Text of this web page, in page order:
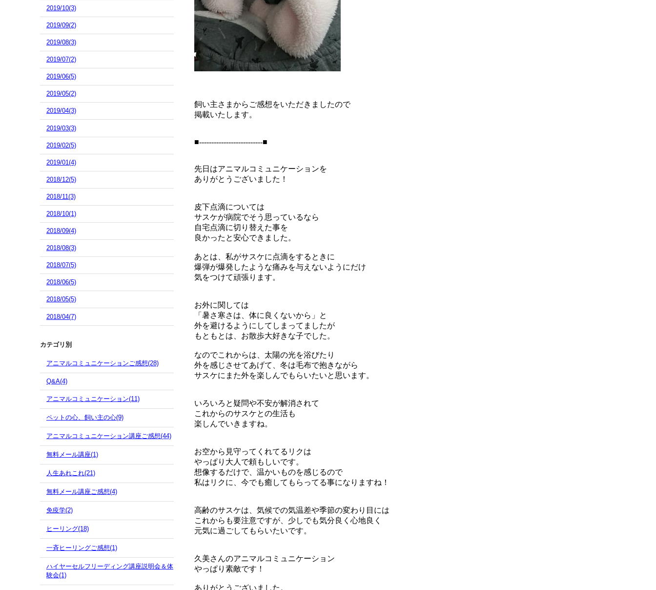
2019/10(3)
2019/09(2)
2019/08(3)
2019/07(2)
2019/06(5)
2019/05(2)
2019/04(3)
2019/03(3)
2019/02(5)
2019/01(4)
2018/12(5)
2018/11(3)
2018/10(1)
2018/09(4)
2018/08(3)
2018/07(5)
2018/06(5)
2018/05(5)
2018/04(7)
カテゴリ別
アニマルコミュニケーションご感想(28)
Q&A(4)
アニマルコミュニケーション(11)
ペットの心、飼い主の心(9)
アニマルコミュニケーション講座ご感想(44)
無料メール講座(1)
人生あれこれ(21)
無料メール講座ご感想(4)
免疫学(2)
ヒーリング(18)
一斉ヒーリングご感想(1)
ハイヤーセルフリーディング講座説明会＆体
験会(1)
飼い主さまからご感想をいただきましたので
掲載いたします。
■--------------------------■
先日はアニマルコミュニケーションを
ありがとうございました！
皮下点滴については
サスケが病院でそう思っているなら
自宅点滴に切り替えた事を
良かったと安心できました。
あとは、私がサスケに点滴をするときに
爆弾が爆発したような痛みを与えないようにだけ
気をつけて頑張ります。
お外に関しては
「暑さ寒さは、体に良くないから」と
外を避けるようにしてしまってましたが
もともとは、お散歩大好きな子でした。
なのでこれからは、太陽の光を浴びたり
外を感じさせてあげて、冬は毛布で抱きながら
サスケにまた外を楽しんでもらいたいと思います。
いろいろと疑問や不安が解消されて
これからのサスケとの生活も
楽しんでいきますね。
お空から見守ってくれてるリクは
やっぱり大人で頼もしいです。
想像するだけで、温かいものを感じるので
私はリクに、今でも癒してもらってる事になりますね！
高齢のサスケは、気候での気温差や季節の変わり目には
これからも要注意ですが、少しでも気分良く心地良く
元気に過ごしてもらいたいです。
久美さんのアニマルコミュニケーション
やっぱり素敵です！
ありがとうございました。